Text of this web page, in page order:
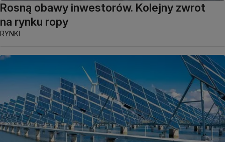
Rosną obawy inwestorów. Kolejny zwrot
na rynku ropy
RYNKI